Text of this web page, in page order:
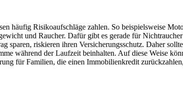
häufig Risikoaufschläge zahlen. So beispielsweise
und Raucher. Dafür gibt es gerade für
sparen, riskieren ihren Versicherungsschutz. Daher
während der Laufzeit beinhalten. Auf diese Weise
für Familien, die einen Immobilienkredit